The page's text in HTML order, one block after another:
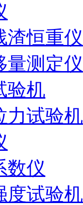
渣恒重仪
量测定仪
验机
力试验机
数仪
度试验机